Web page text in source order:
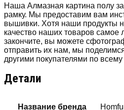
Наша Алмазная картина полу
рамку. Мы предоставим вам
вышивки. Хотя наши продукты
качество наших товаров самое
закончите, вы можете
отправить их нам, мы
другими покупателями по всему
Детали
Название бренда